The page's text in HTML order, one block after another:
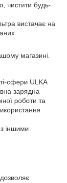
чистити будь-
вистачає на
магазині.
сфери ULKA
зарядна
роботи та
з іншими